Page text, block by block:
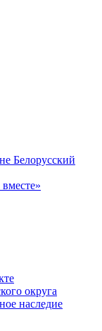
Белорусский
округа
наследие